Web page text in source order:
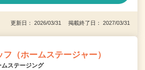
更新日： 2026/03/31 掲載終了日： 2027/03/31
（ホームステージャー）
ステージング